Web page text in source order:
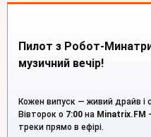
Пилот з Робот-
музичний вечір!
Кожен випуск — живий драйв і
Вівторок о 7:00 на Minatrix.FM
треки прямо в ефірі.